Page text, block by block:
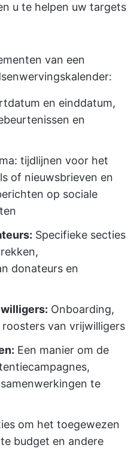
u te helpen uw targets
van een
en einddatum,
en
tijdlijnen voor het
of nieuwsbrieven en
op sociale
Specifieke secties
donateurs en
Onboarding,
van vrijwilligers
Een manier om de
te
om het toegewezen
budget en andere